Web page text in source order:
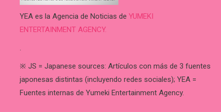
YEA es la Agencia de Noticias de YUMEKI
ENTERTAINMENT AGENCY.
.
※ JS = Japanese sources: Artículos con más de 3 fuentes
japonesas distintas (incluyendo redes sociales); YEA =
Fuentes internas de Yumeki Entertainment Agency.